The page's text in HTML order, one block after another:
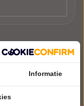
Informatie